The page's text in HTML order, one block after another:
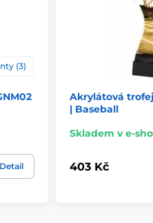
(3)
Detail
Akrylátová trofej
| Baseball
Skladem v e-
403 Kč